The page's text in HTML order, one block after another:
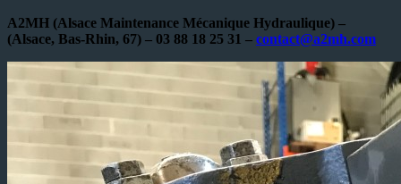
A2MH (Alsace Maintenance Mécanique Hydraulique) –
(Alsace, Bas-Rhin, 67) – 03 88 18 25 31 – contact@a2mh.com